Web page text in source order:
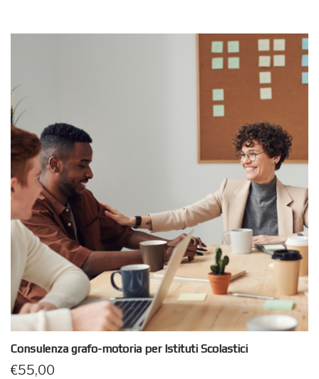
Consulenza grafo-motoria per Istituti Scolastici
€55,00